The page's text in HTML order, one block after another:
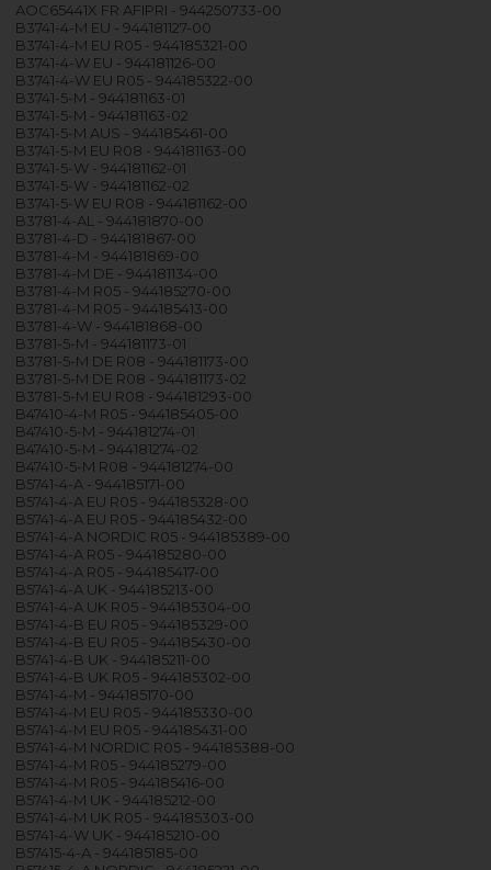
AOC65441X FR AFIPRI - 944250733-00
B3741-4-M EU - 944181127-00
B3741-4-M EU R05 - 944185321-00
B3741-4-W EU - 944181126-00
B3741-4-W EU R05 - 944185322-00
B3741-5-M - 944181163-01
B3741-5-M - 944181163-02
B3741-5-M AUS - 944185461-00
B3741-5-M EU R08 - 944181163-00
B3741-5-W - 944181162-01
B3741-5-W - 944181162-02
B3741-5-W EU R08 - 944181162-00
B3781-4-AL - 944181870-00
B3781-4-D - 944181867-00
B3781-4-M - 944181869-00
B3781-4-M DE - 944181134-00
B3781-4-M R05 - 944185270-00
B3781-4-M R05 - 944185413-00
B3781-4-W - 944181868-00
B3781-5-M - 944181173-01
B3781-5-M DE R08 - 944181173-00
B3781-5-M DE R08 - 944181173-02
B3781-5-M EU R08 - 944181293-00
B47410-4-M R05 - 944185405-00
B47410-5-M - 944181274-01
B47410-5-M - 944181274-02
B47410-5-M R08 - 944181274-00
B5741-4-A - 944185171-00
B5741-4-A EU R05 - 944185328-00
B5741-4-A EU R05 - 944185432-00
B5741-4-A NORDIC R05 - 944185389-00
B5741-4-A R05 - 944185280-00
B5741-4-A R05 - 944185417-00
B5741-4-A UK - 944185213-00
B5741-4-A UK R05 - 944185304-00
B5741-4-B EU R05 - 944185329-00
B5741-4-B EU R05 - 944185430-00
B5741-4-B UK - 944185211-00
B5741-4-B UK R05 - 944185302-00
B5741-4-M - 944185170-00
B5741-4-M EU R05 - 944185330-00
B5741-4-M EU R05 - 944185431-00
B5741-4-M NORDIC R05 - 944185388-00
B5741-4-M R05 - 944185279-00
B5741-4-M R05 - 944185416-00
B5741-4-M UK - 944185212-00
B5741-4-M UK R05 - 944185303-00
B5741-4-W UK - 944185210-00
B57415-4-A - 944185185-00